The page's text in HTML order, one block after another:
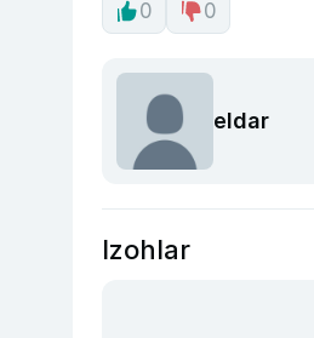
0 0
eldar
Izohlar